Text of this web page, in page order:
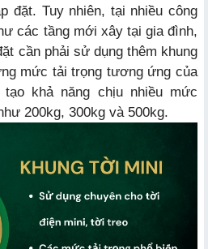
đặt. Tuy nhiên, tại nhiều công
các tầng mới xây tại gia đình,
cần phải sử dụng thêm khung
mức tải trọng tương ứng của
khả năng chịu nhiều mức
200kg, 300kg và 500kg.